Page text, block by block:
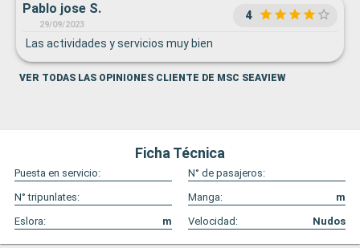
Pablo jose S.
29/09/2023
4
Las actividades y servicios muy bien
VER TODAS LAS OPINIONES CLIENTE DE MSC SEAVIEW
Ficha Técnica
Puesta en servicio:
N° de pasajeros:
N° tripunlates:
Manga:
m
Eslora:
m Velocidad: Nudos